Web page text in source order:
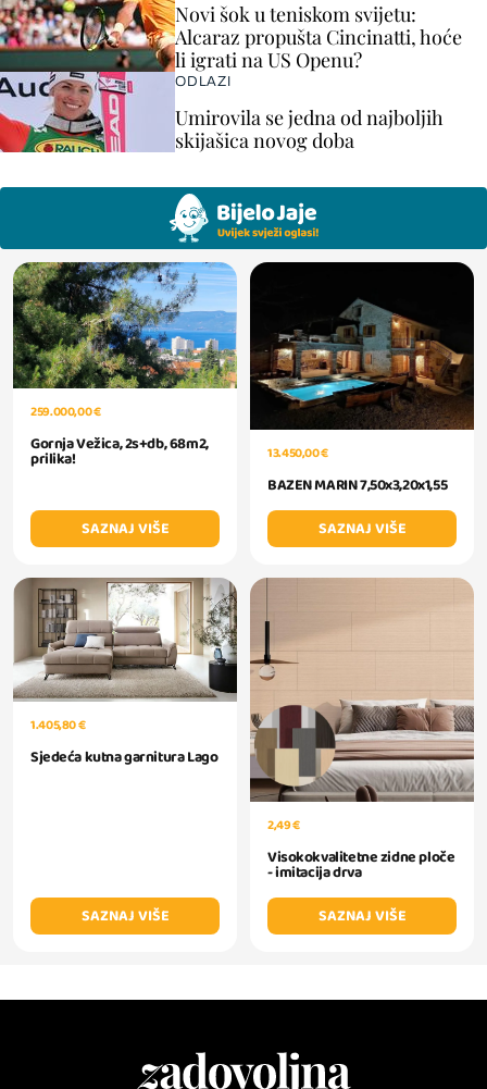
Novi šok u teniskom svijetu:
Alcaraz propušta Cincinatti, hoće
li igrati na US Openu?
ODLAZI
Umirovila se jedna od najboljih
skijašica novog doba
259.000,00 €
Gornja Vežica, 2s+db, 68m2,
prilika!
SAZNAJ VIŠE
13.450,00 €
BAZEN MARIN 7,50x3,20x1,55
SAZNAJ VIŠE
1.405,80 €
Sjedeća kutna garnitura Lago
SAZNAJ VIŠE
2,49 €
Visokokvalitetne zidne ploče
- imitacija drva
SAZNAJ VIŠE